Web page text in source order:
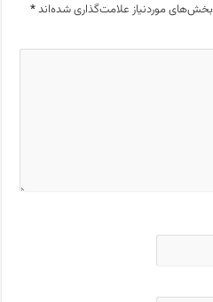
بخش‌های موردنیاز علامت‌گذاری شده‌اند*